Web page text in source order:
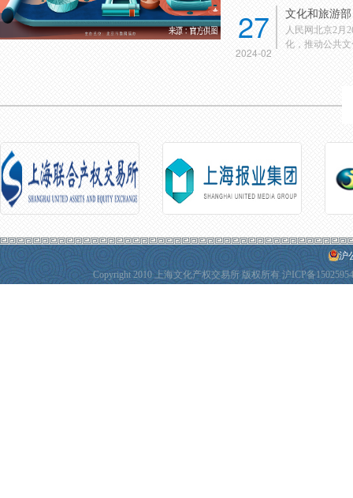
27
2024-02
文化和旅游
人民网北京2月
化，推动公共
沪
Copyright 2010 上海文化产权交易所 版权所有沪ICP备